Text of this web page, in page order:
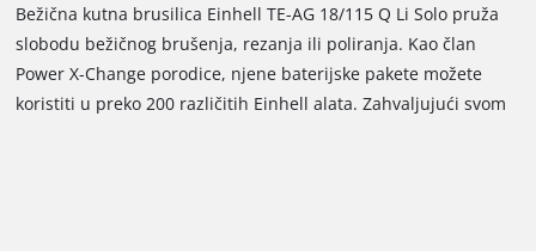
Bežična kutna brusilica Einhell TE-AG 18/115 Q Li Solo pruža
slobodu bežičnog brušenja, rezanja ili poliranja. Kao član
Power X-Change porodice, njene baterijske pakete možete
koristiti u preko 200 različitih Einhell alata. Zahvaljujući svom